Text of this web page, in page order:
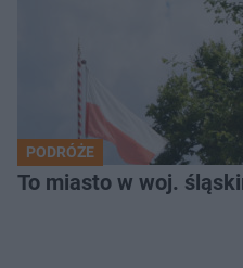
PODRÓŻE
To miasto w woj.